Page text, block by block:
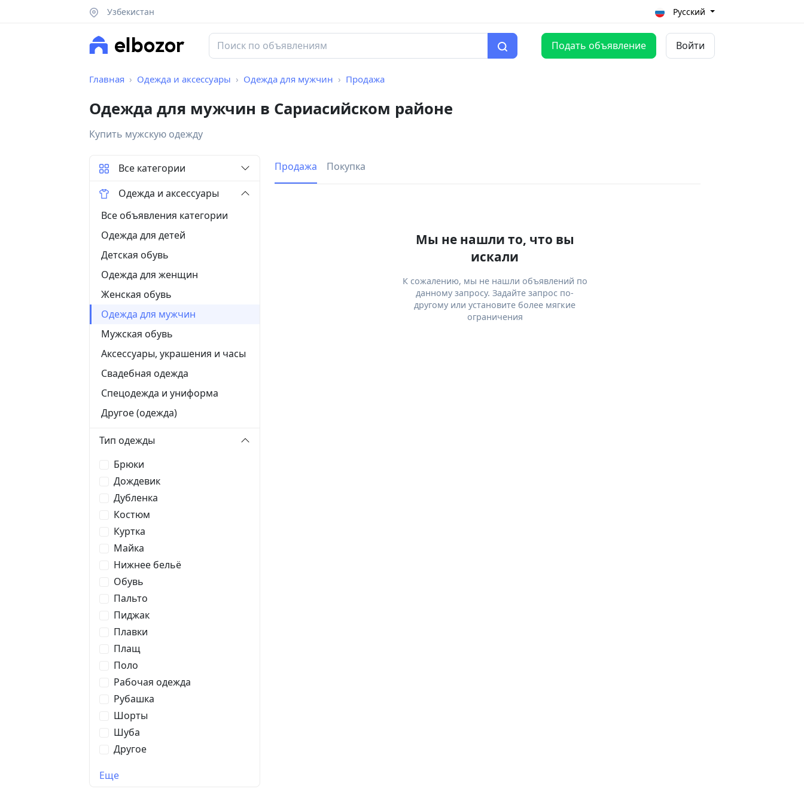
Узбекистан Русский
Подать объявление Войти
Главная Одежда и аксессуары Одежда для мужчин Продажа
Одежда для мужчин в Сариасийском районе
Купить мужскую одежду
Продажа Покупка
Мы не нашли то, что вы
искали
К сожалению, мы не нашли объявлений по
данному запросу. Задайте запрос по-
другому или установите более мягкие
ограничения
Все категории
Одежда и аксессуары
Все объявления категории
Одежда для детей
Детская обувь
Одежда для женщин
Женская обувь
Одежда для мужчин
Мужская обувь
Аксессуары, украшения и часы
Свадебная одежда
Спецодежда и униформа
Другое (одежда)
Тип одежды
Брюки
Дождевик
Дубленка
Костюм
Куртка
Майка
Нижнее бельё
Обувь
Пальто
Пиджак
Плавки
Плащ
Поло
Рабочая одежда
Рубашка
Шорты
Шуба
Другое
Еще